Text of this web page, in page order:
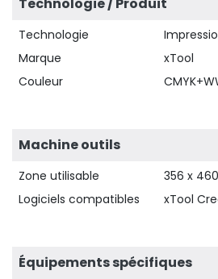
Technologie
Marque
xTool
Couleur
Machine outils
Zone utilisable
356 x
Logiciels compatibles
xTool
Équipements spécifiques